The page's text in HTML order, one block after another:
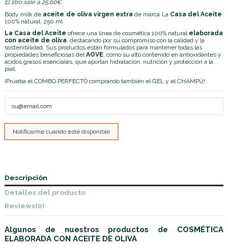
El litro sale a 25.60€
Body milk de aceite de oliva virgen extrade marca La Casa del Aceite
100% natural. 250 ml
La Casa del Aceite ofrece una línea de cosmética 100% natural elaborada
con aceite de oliva, destacando por su compromiso con la calidad y la
sostenibilidad. Sus productos están formulados para mantener todas las
propiedades beneficiosas delAOVE, como su alto contenido en antioxidantes y
ácidos grasos esenciales, que aportan hidratación, nutrición y protección a la
piel.
¡Prueba el COMBO PERFECTO comprando también elGEL y elCHAMPÚ!
Descripción
Detalles del producto
Reviews(0)
Algunos de nuestros productos de COSMÉTICA
ELABORADA CON ACEITE DE OLIVA